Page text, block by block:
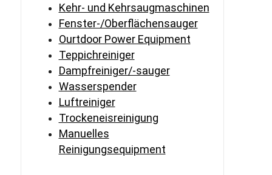
Kehr- und Kehrsaugmaschinen
Fenster-/Oberflächensauger
Ourtdoor Power Equipment
Teppichreiniger
Dampfreiniger/-sauger
Wasserspender
Luftreiniger
Trockeneisreinigung
Manuelles
Reinigungsequipment